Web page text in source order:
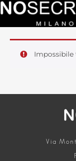
Impossibile
Via